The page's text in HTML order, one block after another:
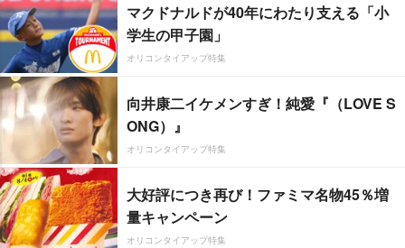
マクドナルドが40年にわたり支える「小
学生の甲子園」
オリコンタイアップ特集
向井康二イケメンすぎ！純愛『（LOVE S
ONG）』
オリコンタイアップ特集
大好評につき再び！ファミマ名物45％増
量キャンペーン
オリコンタイアップ特集